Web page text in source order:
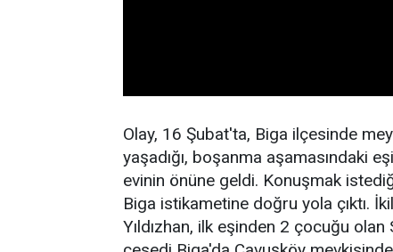
Olay, 16 Şubat'ta, Biga ilçesinde
yaşadığı, boşanma aşamasındaki
evinin önüne geldi. Konuşmak
Biga istikametine doğru yola çıktı.
Yıldızhan, ilk eşinden 2 çocuğu